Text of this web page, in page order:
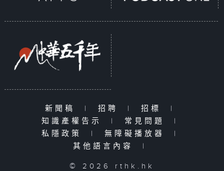
新聞稿 | 招聘 | 招標
|
知識產權告示
| 常見問題
|
私隱政策
| 無障礙播放器
|
其他語言內容
|
© 2026 rthk.hk